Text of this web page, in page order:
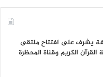
يشرف على افتتاح ملتقى
الكريم وقناة المحظرة